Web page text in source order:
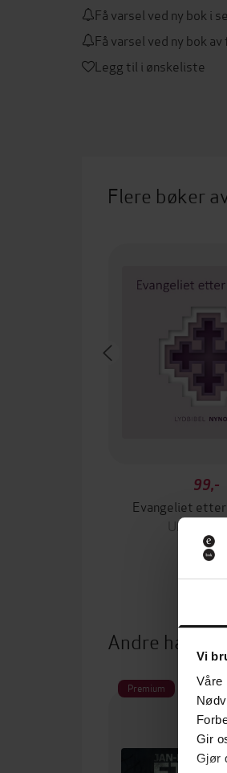
Vi
Våre
Gir
Gjør
Få varsel ved ny bok i
Få varsel ved ny bok
Legg til i ønskeliste
Flere bøker
99,-
Evangeliet etter
Ukjent
LYDBOK
Andre har
Premium